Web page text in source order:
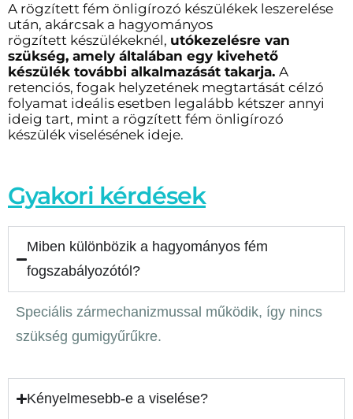
A rögzített fém önligírozó készülékek leszerelése
után, akárcsak a hagyományos
rögzített készülékeknél, utókezelésre van
szükség, amely általában egy kivehető
készülék további alkalmazását takarja. A
retenciós, fogak helyzetének megtartását célzó
folyamat ideális esetben legalább kétszer annyi
ideig tart, mint a rögzített fém önligírozó
készülék viselésének ideje.
Gyakori kérdések
Miben különbözik a hagyományos fém
fogszabályozótól?
Speciális zármechanizmussal működik, így nincs
szükség gumigyűrűkre.
Kényelmesebb-e a viselése?